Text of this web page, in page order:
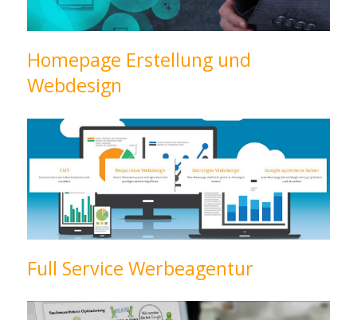
Homepage Erstellung und
Webdesign
Full Service Werbeagentur